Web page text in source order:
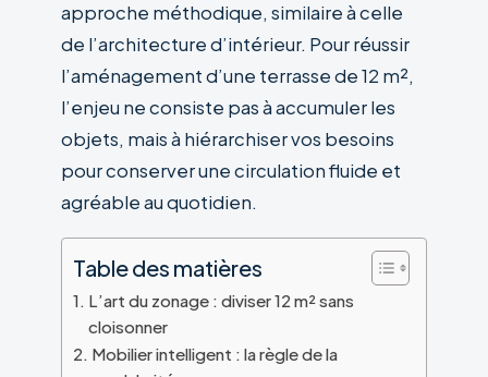
approche méthodique, similaire à celle
de l’architecture d’intérieur. Pour réussir
l’aménagement d’une terrasse de 12 m²,
l’enjeu ne consiste pas à accumuler les
objets, mais à hiérarchiser vos besoins
pour conserver une circulation fluide et
agréable au quotidien.
Table des matières
L’art du zonage : diviser 12 m² sans
cloisonner
Mobilier intelligent : la règle de la